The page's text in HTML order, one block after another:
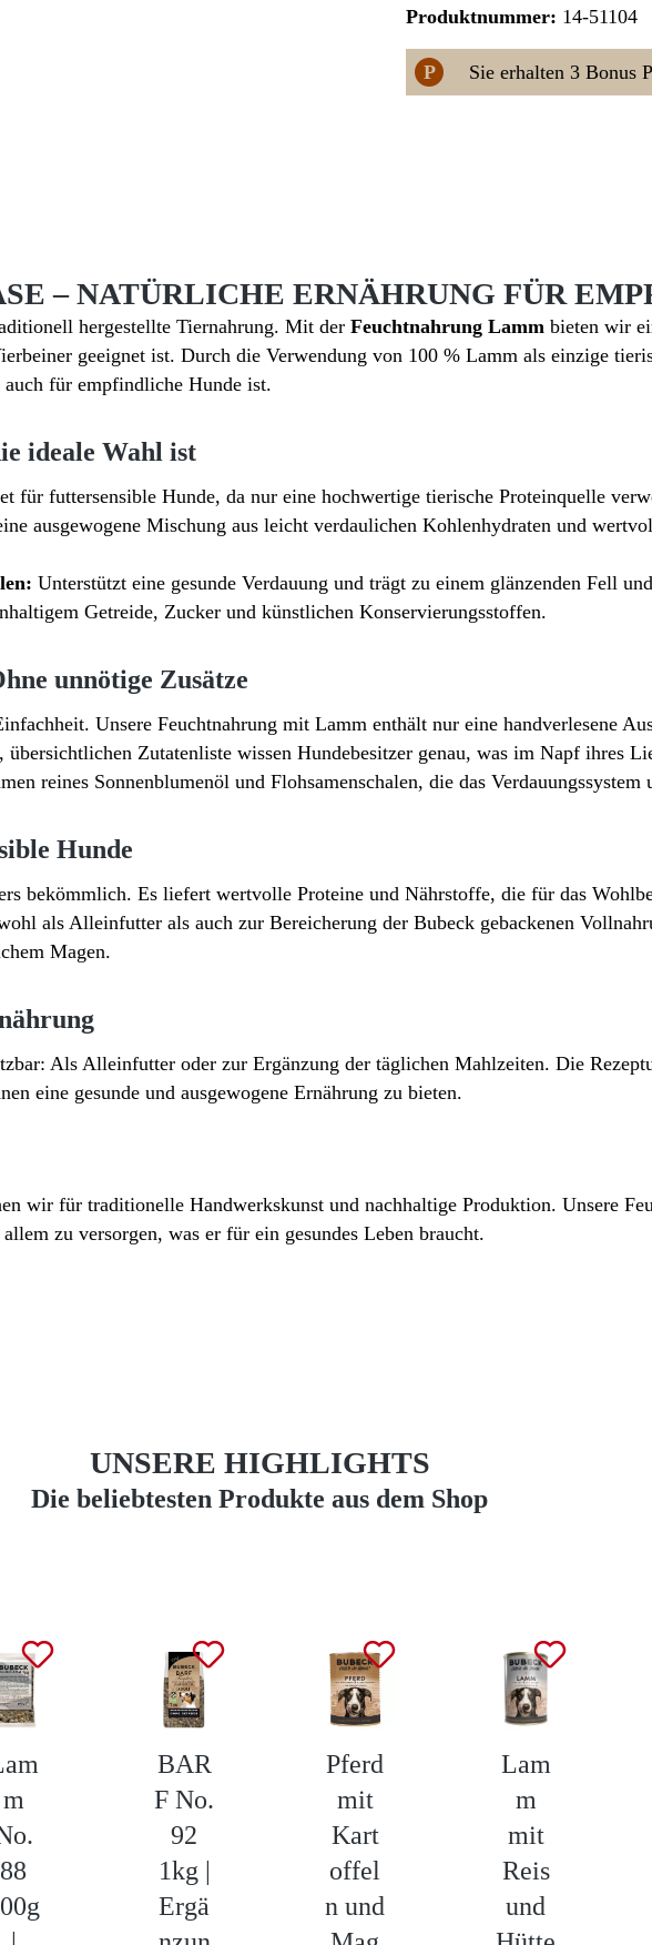
Produktnummer: 14-51104
P Sie erhalten 3 Bonus
– NATÜRLICHE ERNÄHRUNG FÜR
hergestellte Tiernahrung. Mit der Feuchtnahrung Lamm bieten wir
geeignet ist. Durch die Verwendung von 100 % Lamm als einzige
für empfindliche Hunde ist.
ideale Wahl ist
für futtersensible Hunde, da nur eine hochwertige tierische Proteinquelle
ausgewogene Mischung aus leicht verdaulichen Kohlenhydraten und
Unterstützt eine gesunde Verdauung und trägt zu einem glänzenden Fell
Getreide, Zucker und künstlichen Konservierungsstoffen.
unnötige Zusätze
Unsere Feuchtnahrung mit Lamm enthält nur eine handverlesene
Zutatenliste wissen Hundebesitzer genau, was im Napf ihres
reines Sonnenblumenöl und Flohsamenschalen, die das Verdauungssystem
Hunde
bekömmlich. Es liefert wertvolle Proteine und Nährstoffe, die für das
als Alleinfutter als auch zur Bereicherung der Bubeck gebackenen
Magen.
Als Alleinfutter oder zur Ergänzung der täglichen Mahlzeiten. Die
eine gesunde und ausgewogene Ernährung zu bieten.
wir für traditionelle Handwerkskunst und nachhaltige Produktion. Unsere
zu versorgen, was er für ein gesundes Leben braucht.
UNSERE HIGHLIGHTS
Die beliebtesten Produkte aus dem Shop
m
88
BAR
F No.
92
1kg |
Ergä
Pferd
mit
Kart
offel
n und
Lam
m
mit
Reis
und